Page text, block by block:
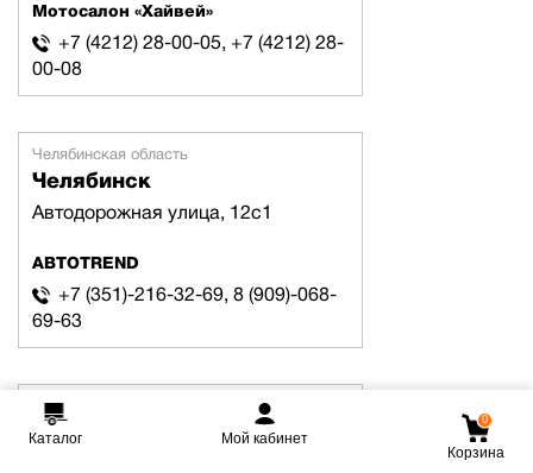
Мотосалон «Хайвей»
+7 (4212) 28-00-05, +7 (4212) 28-
00-08
Челябинская область
Челябинск
Автодорожная улица, 12с1
АВТОTREND
+7 (351)-216-32-69, 8 (909)-068-
69-63
Ямало-Ненецкий АО
Ноябрьск
Каталог Мой кабинет
0
Корзина